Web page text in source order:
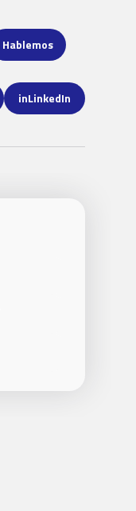
Hablemos
inLinkedIn